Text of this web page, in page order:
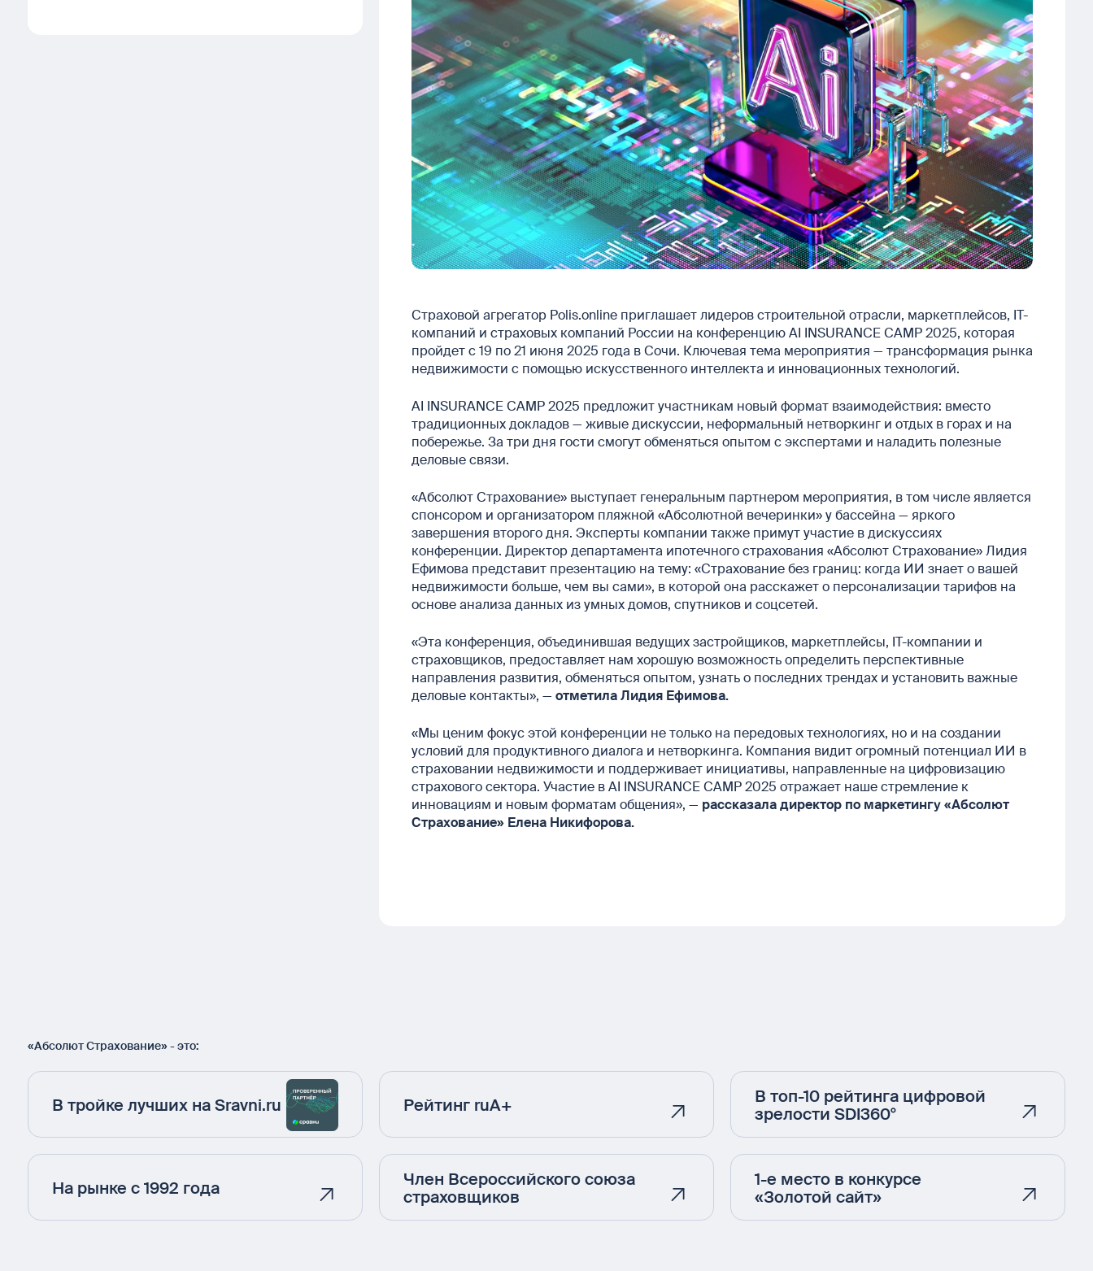
Страховой агрегатор Polis.online приглашает лидеров строительной отрасли, маркетплейсов, IT-
компаний и страховых компаний России на конференцию AI INSURANCE CAMP 2025, которая
пройдет с 19 по 21 июня 2025 года в Сочи. Ключевая тема мероприятия — трансформация рынка
недвижимости с помощью искусственного интеллекта и инновационных технологий.
AI INSURANCE CAMP 2025 предложит участникам новый формат взаимодействия: вместо
традиционных докладов — живые дискуссии, неформальный нетворкинг и отдых в горах и на
побережье. За три дня гости смогут обменяться опытом с экспертами и наладить полезные
деловые связи.
«Абсолют Страхование» выступает генеральным партнером мероприятия, в том числе является
спонсором и организатором пляжной «Абсолютной вечеринки» у бассейна — яркого
завершения второго дня. Эксперты компании также примут участие в дискуссиях
конференции. Директор департамента ипотечного страхования «Абсолют Страхование» Лидия
Ефимова представит презентацию на тему: «Страхование без границ: когда ИИ знает о вашей
недвижимости больше, чем вы сами», в которой она расскажет о персонализации тарифов на
основе анализа данных из умных домов, спутников и соцсетей.
«Эта конференция, объединившая ведущих застройщиков, маркетплейсы, IT-компании и
страховщиков, предоставляет нам хорошую возможность определить перспективные
направления развития, обменяться опытом, узнать о последних трендах и установить важные
деловые контакты», — отметила Лидия Ефимова.
«Мы ценим фокус этой конференции не только на передовых технологиях, но и на создании
условий для продуктивного диалога и нетворкинга. Компания видит огромный потенциал ИИ в
страховании недвижимости и поддерживает инициативы, направленные на цифровизацию
страхового сектора. Участие в AI INSURANCE CAMP 2025 отражает наше стремление к
инновациям и новым форматам общения», — рассказала директор по маркетингу «Абсолют
Страхование» Елена Никифорова.
«Абсолют Страхование» - это:
В тройке лучших на Sravni.ru
На рынке с 1992 года
Рейтинг ruA+
Член Всероссийского союза
страховщиков
В топ-10 рейтинга цифровой
зрелости SDI360°
1-е место в конкурсе
«Золотой сайт»